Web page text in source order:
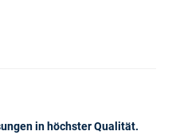
in höchster Qualität.